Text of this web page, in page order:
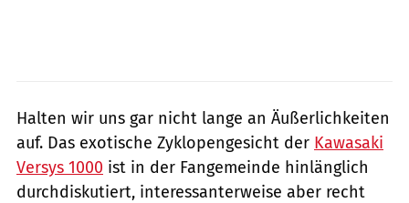
Halten wir uns gar nicht lange an Äußerlichkeiten
auf. Das exotische Zyklopengesicht der Kawasaki
Versys 1000 ist in der Fangemeinde hinlänglich
durchdiskutiert, interessanterweise aber recht